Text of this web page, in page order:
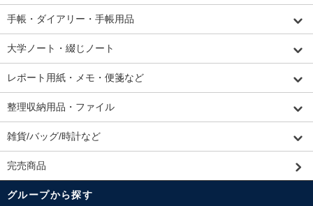
手帳・ダイアリー・手帳用品
大学ノート・綴じノート
レポート用紙・メモ・便箋など
整理収納用品・ファイル
雑貨/バッグ/時計など
完売商品
グループから探す